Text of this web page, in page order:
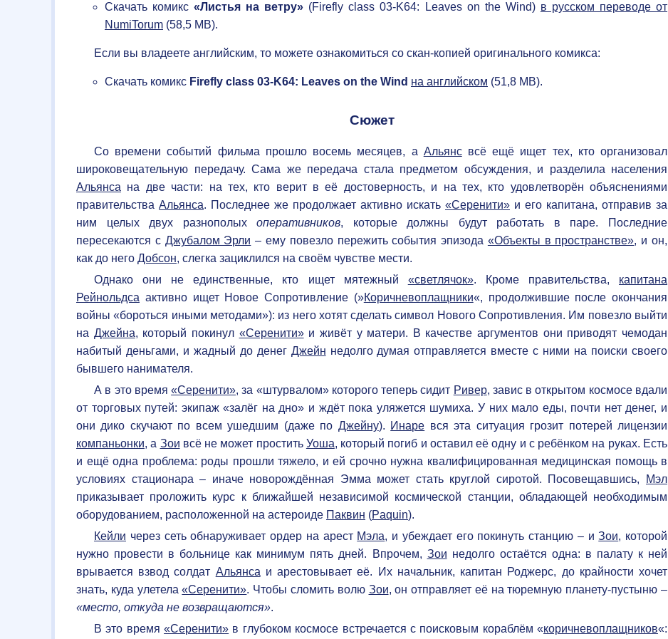
Скачать комикс«Листья на ветру» (Firefly class 03-K64: Leaves on the Wind) в русском переводе от
NumiTorum (58,5 МВ).
Если вы владеете английским, то можете ознакомиться со скан-копией оригинального комикса:
Скачать комикс Firefly class 03-K64: Leaves on the Wind на английском (51,8 МВ).
Сюжет
Со времени событий фильма прошло восемь месяцев, а Альянсвсё ещё ищет тех, кто организовал
широковещательную передачу. Сама же передача стала предметом обсуждения, и разделила населения
Альянса на две части: на тех, кто верит в её достоверность, и на тех, кто удовлетворён объяснениями
правительства Альянса. Последнее же продолжает активно искать «Серенити» и его капитана, отправив за
ним целых двух разнополыхоперативников, которые должны будут работать в паре. Последние
пересекаются с Джубалом Эрли – ему повезло пережить события эпизода «Объекты в пространстве», и он,
как до него Добсон, слегка зациклился на своём чувстве мести.
Однако они не единственные, кто ищет мятежный «светлячок». Кроме правительства, капитана
Рейнольдса активно ищет Новое Сопротивление (»Коричневоплащники«, продолжившие после окончания
войны «бороться иными методами»): из него хотят сделать символ Нового Сопротивления. Им повезло выйти
на Джейна, который покинул «Серенити»и живёт у матери. В качестве аргументов они приводят чемодан
набитый деньгами, и жадный до денег Джейн недолго думая отправляется вместе с ними на поиски своего
бывшего нанимателя.
А в это время«Серенити», за «штурвалом» которого теперь сидит Ривер, завис в открытом космосе вдали
от торговых путей: экипаж «залёг на дно» и ждёт пока уляжется шумиха. У них мало еды, почти нет денег, и
они дико скучают по всем ушедшим (даже по Джейну). Инаре вся эта ситуация грозит потерей лицензии
компаньонки, а Зои всё не может простить Уоша, который погиб и оставил её одну и с ребёнком на руках. Есть
и ещё одна проблема: роды прошли тяжело, и ей срочно нужна квалифицированная медицинская помощь в
условиях стационара – иначе новорождённая Эмма может стать круглой сиротой. Посовещавшись,
Мэл
приказывает проложить курс к ближайшей независимой космической станции, обладающей необходимым
оборудованием, расположенной на астероиде Паквин (Paquin).
Кейли через сеть обнаруживает ордер на арест Мэла, и убеждает его покинуть станцию – иЗои, которой
нужно провести в больнице как минимум пять дней. Впрочем, Зои недолго остаётся одна: в палату к ней
врывается взвод солдат Альянса и арестовывает её. Их начальник, капитан Роджерс, до крайности хочет
знать, куда улетела«Серенити». Чтобы сломить волю Зои, он отправляет её на тюремную планету-пустыню –
«место, откуда не возвращаются».
В это время«Серенити» в глубоком космосе встречается с поисковым кораблём «коричневоплащников«: